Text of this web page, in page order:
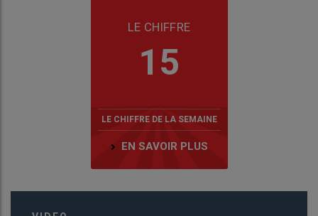
LE CHIFFRE
15
LE CHIFFRE DE LA SEMAINE
EN SAVOIR PLUS